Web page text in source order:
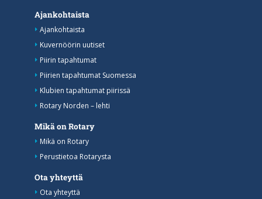
Ajankohtaista
Ajankohtaista
Kuvernöörin uutiset
Piirin tapahtumat
Piirien tapahtumat Suomessa
Klubien tapahtumat piirissä
Rotary Norden – lehti
Mikä on Rotary
Mikä on Rotary
Perustietoa Rotarysta
Ota yhteyttä
Ota yhteyttä